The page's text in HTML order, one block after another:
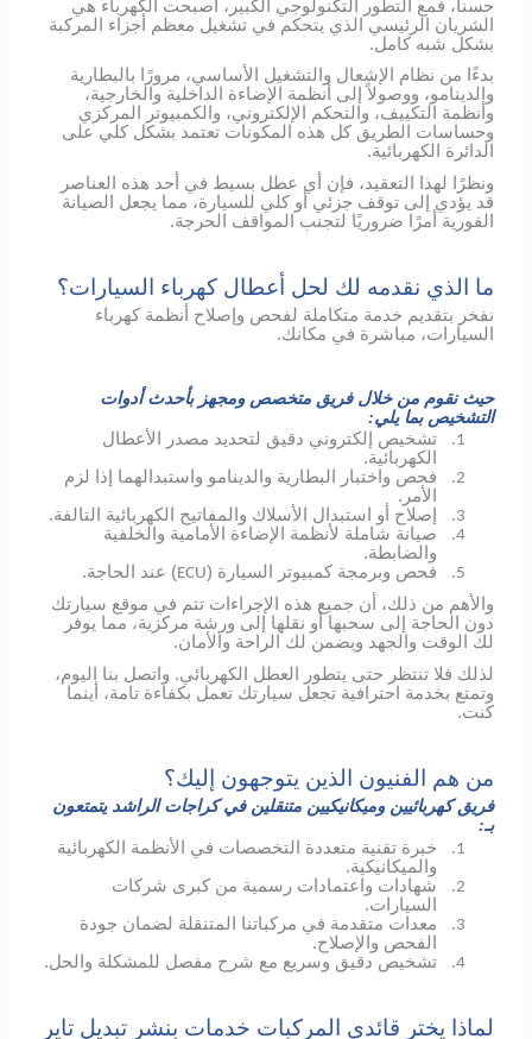
حسناً، فمع التطور التكنولوجي الكبير، أصبحت الكهرباء هي
الشريان الرئيسي الذي يتحكم في تشغيل معظم أجزاء المركبة
بشكل شبه كامل.
بدءًا من نظام الإشعال والتشغيل الأساسي، مرورًا بالبطارية
والدينامو، ووصولاً إلى أنظمة الإضاءة الداخلية والخارجية،
وأنظمة التكييف، والتحكم الإلكتروني، والكمبيوتر المركزي
وحساسات الطريق كل هذه المكونات تعتمد بشكل كلي على
الدائرة الكهربائية.
ونظرًا لهذا التعقيد، فإن أي عطل بسيط في أحد هذه العناصر
قد يؤدي إلى توقف جزئي أو كلي للسيارة، مما يجعل الصيانة
الفورية أمرًا ضروريًا لتجنب المواقف الحرجة.
ما الذي نقدمه لك لحل أعطال كهرباء السيارات؟
نفخر بتقديم خدمة متكاملة لفحص وإصلاح أنظمة كهرباء
السيارات، مباشرة في مكانك.
حيث نقوم من خلال فريق متخصص ومجهز بأحدث أدوات
التشخيص بما يلي:
1.
تشخيص إلكتروني دقيق لتحديد مصدر الأعطال
الكهربائية.
2.
فحص واختبار البطارية والدينامو واستبدالهما إذا لزم
الأمر.
3. إصلاح أو استبدال الأسلاك والمفاتيح الكهربائية التالفة.
4.
صيانة شاملة لأنظمة الإضاءة الأمامية والخلفية
والضابطة.
5. فحص وبرمجة كمبيوتر السيارة (ECU) عند الحاجة.
والأهم من ذلك، أن جميع هذه الإجراءات تتم في موقع سيارتك
دون الحاجة إلى سحبها أو نقلها إلى ورشة مركزية، مما يوفر
لك الوقت والجهد ويضمن لك الراحة والأمان.
لذلك فلا تنتظر حتى يتطور العطل الكهربائي. واتصل بنا اليوم،
وتمتع بخدمة احترافية تجعل سيارتك تعمل بكفاءة تامة، أينما
كنت.
من هم الفنيون الذين يتوجهون إليك؟
فريق كهربائيين وميكانيكيين متنقلين في كراجات الراشد يتمتعون
بـ:
1.
خبرة تقنية متعددة التخصصات في الأنظمة الكهربائية
والميكانيكية.
2.
شهادات واعتمادات رسمية من كبرى شركات
السيارات.
3.
معدات متقدمة في مركباتنا المتنقلة لضمان جودة
الفحص والإصلاح.
4. تشخيص دقيق وسريع مع شرح مفصل للمشكلة والحل.
لماذا يختر قائدي المركبات خدمات بنشر تبديل تاير